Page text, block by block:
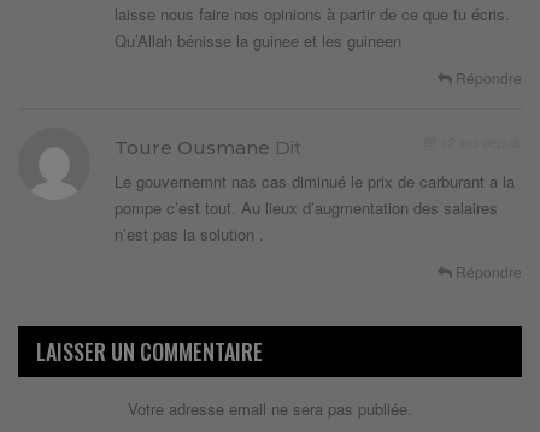
laisse nous faire nos opinions à partir de ce que tu écris.
Qu’Allah bénisse la guinee et les guineen
Répondre
Toure Ousmane Dit
Le gouvernemnt nas cas diminué le prix de carburant a la
pompe c’est tout. Au lieux d’augmentation des salaires
n’est pas la solution .
Répondre
LAISSER UN COMMENTAIRE
Votre adresse email ne sera pas publiée.